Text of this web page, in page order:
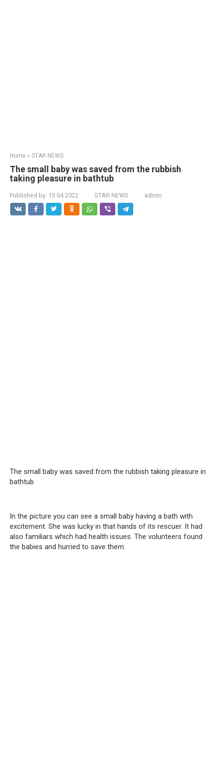
Home » STAR NEWS
The small baby was saved from the rubbish
taking pleasure in bathtub
Published by: 13.04.2022 STAR NEWS admin
The small baby was saved from the rubbish taking pleasure in
bathtub
In the picture you can see a small baby having a bath with
excitement. She was lucky in that hands of its rescuer. It had
also familiars which had health issues. The volunteers found
the babies and hurried to save them.